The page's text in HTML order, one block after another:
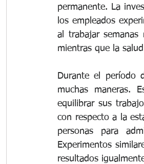
permanente. La
los empleados
al trabajar semanas
mientras que la
Durante el período
muchas maneras.
equilibrar sus
con respecto a la
personas para
Experimentos
resultados